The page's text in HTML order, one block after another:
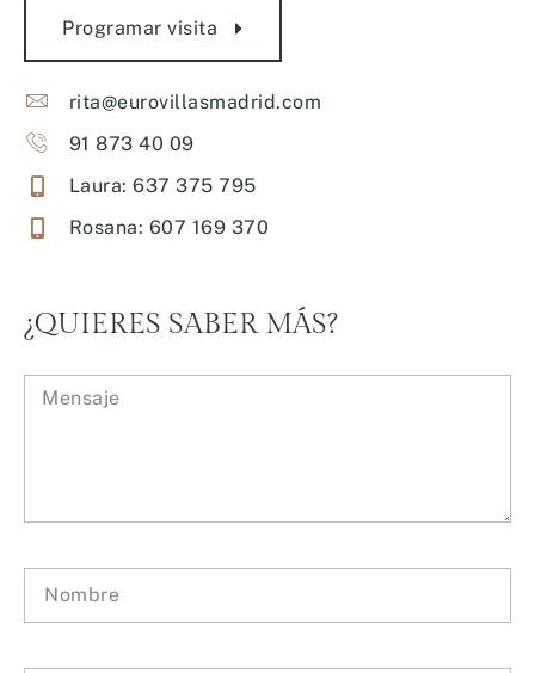
Programar visita
rita@eurovillasmadrid.com
91 873 40 09
Laura: 637 375 795
Rosana: 607 169 370
¿QUIERES SABER MÁS?